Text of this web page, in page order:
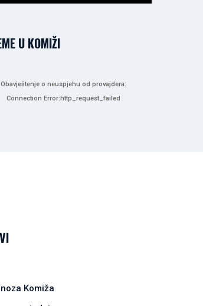
U KOMIŽI
Obavještenje o neuspjehu od provajdera:
Connection Error:http_request_failed
Komiža